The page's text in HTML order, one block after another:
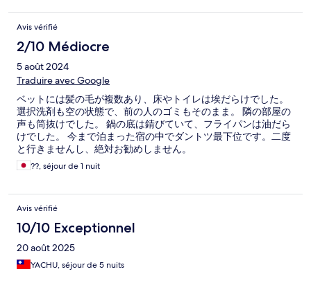
と思います。 夜に飲み食べは数件遅くまで営業しているお店あ
りますので便利だと思います。
Avis vérifié
2/10 Médiocre
5 août 2024
Traduire avec Google
ベットには髪の毛が複数あり、床やトイレは埃だらけでした。
選択洗剤も空の状態で、前の人のゴミもそのまま。 隣の部屋の
声も筒抜けでした。 鍋の底は錆びていて、フライパンは油だら
けでした。 今まで泊まった宿の中でダントツ最下位です。二度
と行きませんし、絶対お勧めしません。
??, séjour de 1 nuit
Avis vérifié
10/10 Exceptionnel
20 août 2025
YACHU, séjour de 5 nuits